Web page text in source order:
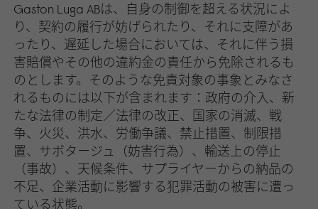
Gaston Luga ABは、自身の制御を超える状況によ
り、契約の履行が妨げられたり、それに支障があ
ったり、遅延した場合においては、それに伴う損
害賠償やその他の違約金の責任から免除されるも
のとします。そのような免責対象の事象とみなさ
れるものには以下が含まれます：政府の介入、新
たな法律の制定／法律の改正、国家の消滅、戦
争、火災、洪水、労働争議、禁止措置、制限措
置、サボタージュ（妨害行為）、輸送上の停止
（事故）、天候条件、サプライヤーからの納品の
不足、企業活動に影響する犯罪活動の被害に遭っ
ている状態。